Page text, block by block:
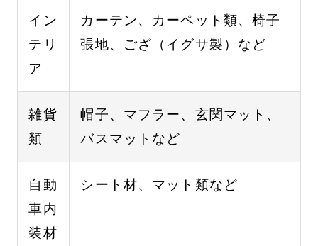
イン
テリ
ア
カーテン、カーペット類、椅子
張地、ござ（イグサ製）など
雑貨
類
帽子、マフラー、玄関マット、
バスマットなど
自動
車内
装材
シート材、マット類など